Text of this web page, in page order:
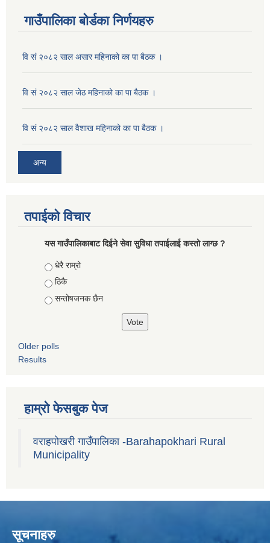
गाउँपालिका बोर्डका निर्णयहरु
वि सं २०८२ साल असार महिनाको का पा बैठक ।
वि सं २०८२ साल जेठ महिनाको का पा बैठक ।
वि सं २०८२ साल वैशाख महिनाको का पा बैठक ।
अन्य
तपाईको विचार
यस गाउँपालिकाबाट दिईने सेवा सुविधा तपाईलाई कस्तो लाग्छ ?
Choices
धेरै राम्रो
ठिकै
सन्तोषजनक छैन
Older polls
Results
हाम्रो फेसबुक पेज
वराहपोखरी गाउँपालिका -Barahapokhari Rural
Municipality
सूचनाहरु